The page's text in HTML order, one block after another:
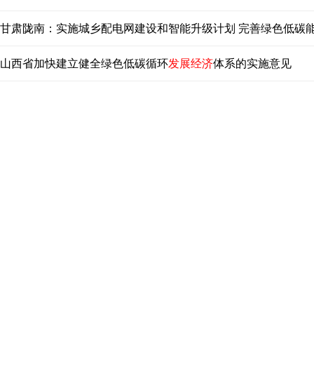
甘肃陇南：实施城乡配电网建设和智能升级计划 完善绿色低碳
山西省加快建立健全绿色低碳循环发展经济体系的实施意见